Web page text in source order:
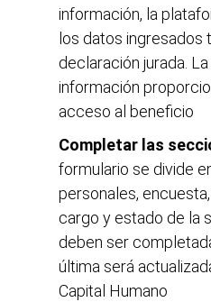
información, la
los datos ingresados
declaración jurada.
información
acceso al beneficio
Completar las
formulario se divide
personales,
cargo y estado de la
deben ser
última será
Capital Humano